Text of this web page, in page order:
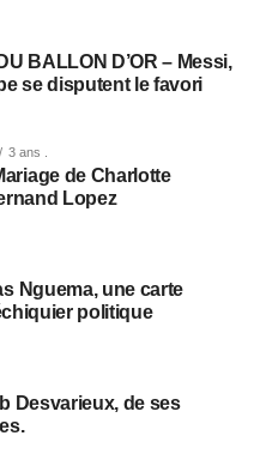
BALLON D’OR – Messi,
se disputent le favori
3 ans .
de Charlotte
Lopez
Nguema, une carte
politique
Desvarieux, de ses